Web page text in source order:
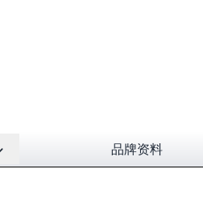
menu
品牌资料